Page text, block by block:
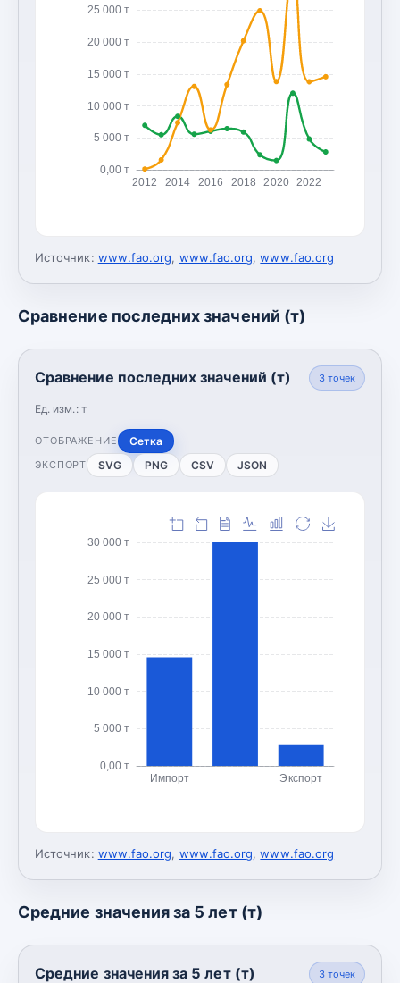
0,00 т
5 000 т
10 000 т
15 000 т
20 000 т
25 000 т
2012 2014 2016 2018 2020 2022
Источник: www.fao.org, www.fao.org,www.fao.org
Сравнение последних значений (т)
Сравнение последних значений (т)
Ед. изм.: т
3точек
ОТОБРАЖЕНИЕ Сетка
ЭКСПОРТ SVG PNG CSV JSON
0,00 т
5 000 т
10 000 т
15 000 т
20 000 т
25 000 т
30 000 т
Импорт Экспорт
Источник: www.fao.org, www.fao.org,www.fao.org
Средние значения за 5 лет (т)
Средние значения за 5 лет (т) 3точек